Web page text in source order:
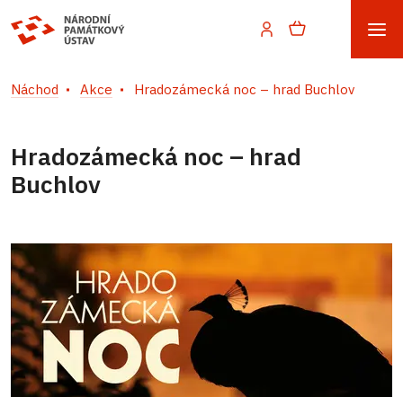
Náchod Akce Hradozámecká noc – hrad Buchlov
Hradozámecká noc – hrad
Buchlov